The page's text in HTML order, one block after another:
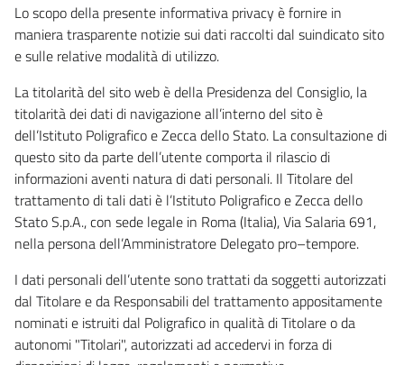
Lo scopo della presente informativa privacy è fornire in
maniera trasparente notizie sui dati raccolti dal suindicato sito
e sulle relative modalità di utilizzo.
La titolarità del sito web è della Presidenza del Consiglio, la
titolarità dei dati di navigazione all’interno del sito è
dell’Istituto Poligrafico e Zecca dello Stato. La consultazione di
questo sito da parte dell’utente comporta il rilascio di
informazioni aventi natura di dati personali. Il Titolare del
trattamento di tali dati è l’Istituto Poligrafico e Zecca dello
Stato S.p.A., con sede legale in Roma (Italia), Via Salaria 691,
nella persona dell’Amministratore Delegato pro–tempore.
I dati personali dell’utente sono trattati da soggetti autorizzati
dal Titolare e da Responsabili del trattamento appositamente
nominati e istruiti dal Poligrafico in qualità di Titolare o da
autonomi "Titolari", autorizzati ad accedervi in forza di